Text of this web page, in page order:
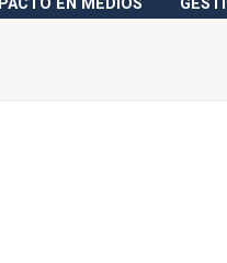
PACTO EN MEDIOS